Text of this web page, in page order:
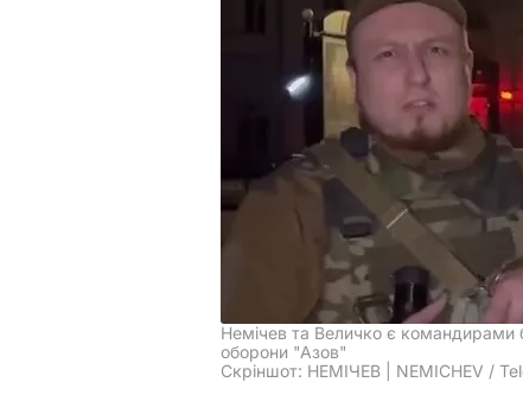
Немічев та Величко є командирами
оборони "Азов"
Скріншот: НЕМІЧЕВ | NEMICHEV /